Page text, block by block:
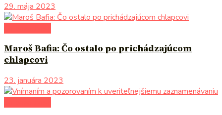
29. mája 2023
Maroš Bafia: Čo ostalo po prichádzajúcom
chlapcovi
23. januára 2023